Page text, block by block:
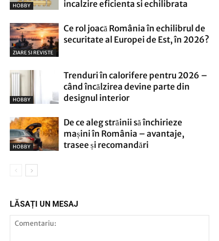
HOBBY incalzire eficienta si echilibrata
ZIARE SI REVISTE
Ce rol joacă România în echilibrul de
securitate al Europei de Est, în 2026?
HOBBY
Trenduri în calorifere pentru 2026 –
când încălzirea devine parte din
designul interior
HOBBY
De ce aleg străinii să închirieze
mașini în România – avantaje,
trasee și recomandări
LĂSAȚI UN MESAJ